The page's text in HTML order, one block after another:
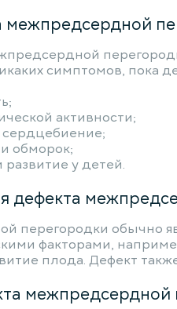
симптомов, пока
активности;
обморок;
у детей.
дефекта
перегородки обычно
факторами,
плода. Дефект
межпредсердной